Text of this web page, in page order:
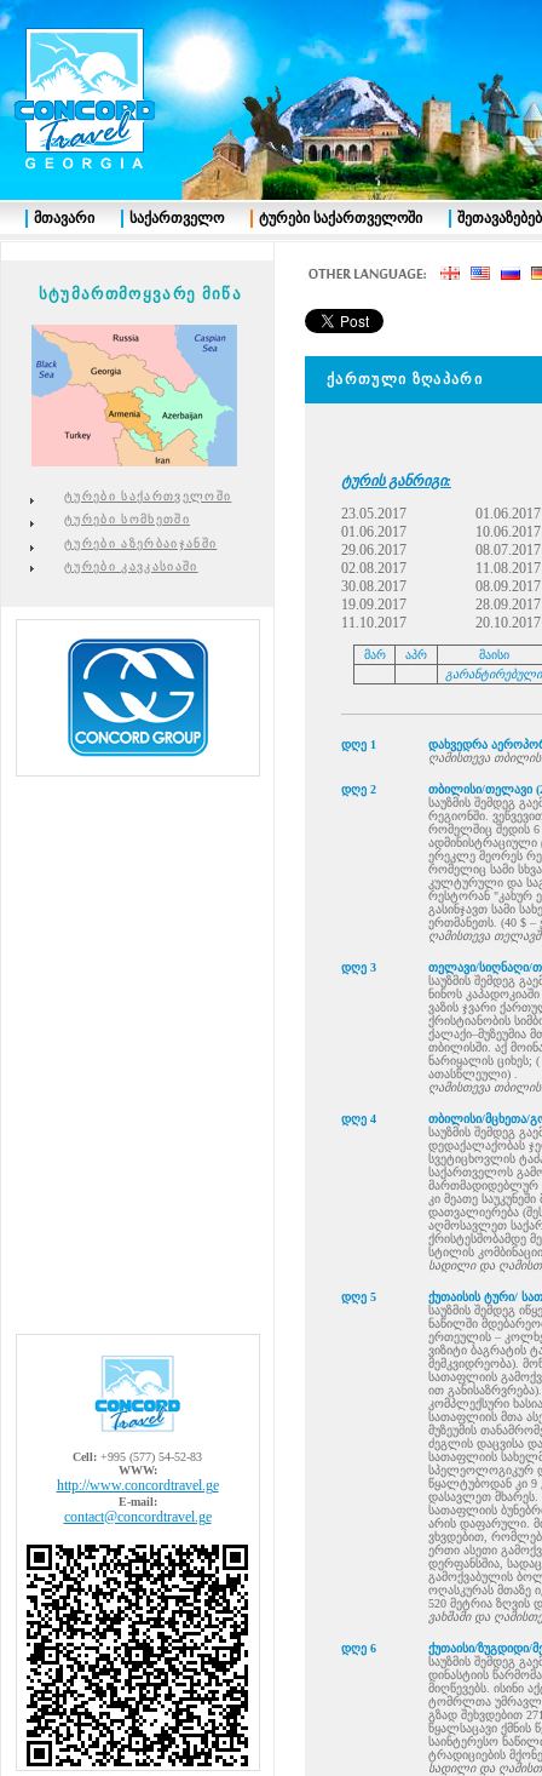
სტუმართმოყვარე მიწა
ტურები საქართველოში
ტურები სომხეთში
ტურები აზერბაიჯანში
ტურები კავკასიაში
Cell: +995 (577) 54-52-83
WWW:
http://www.concordtravel.ge
E-mail:
contact@concordtravel.ge
ქართული ზღაპარი
ტურის განრიგი:
23.05.2017
01.06.2017
01.06.2017
10.06.2017
29.06.2017
08.07.2017
02.08.2017
11.08.2017
30.08.2017
08.09.2017
19.09.2017
28.09.2017
11.10.2017
20.10.2017
მარ აპრ
მაისი
გარანტირებული
დღე 1
დახვედრა
ღამისთევა
დღე 2
თბილისი/თელავი
საუზმის შემდეგ
რეგიონში.
რომელშიც შედის 6
ადმინისტრაციული
ერეკლე მეორეს
რომელიც სამი
კულტურული და
რესტორან "კახურ
გასინჯავთ სამი
ერთმანეთს. (40 $
ღამისთევა
დღე 3
თელავი/სიღნაღი/
საუზმის შემდეგ
ნინოს
ვაზის ჯვარი
ქრისტიანობის
თბილისში. აქ
ნარიყალის ციხეს;
ათასწლეული) .
ღამისთევა
დღე 4
თბილისი/მცხეთა/
საუზმის შემდეგ
დედაქალაქობას
სვეტიცხოვლის
საქართველოს
მართმადიდებლურ
კი მეათე
დათვალიერება
აღმოსავლეთ
ქრისტესშობამდე
სტილის
სადილი და
დღე 5
ქუთაისის ტური/
საუზმის შემდეგ
ნაწილში
ერთეულის –
ვიზიტი ბაგრატის
მემკვიდრეობა).
სათაფლიის
ით
კომპლექსური
სათაფლიის მთა
მუზეუმის
ძეგლის დაცვისა
სათაფლიის
სპელეოლოგიკურ
წყალტუბოდან კი 9
დასავლეთ მხარეს.
სათაფლიის
არის დაფარული.
ვხვდებით,
ერთი ასეთი
დერფანსშია,
გამოქვაბულის
ოღასკურას მთაზე
520 მეტრია ზღვის
ვახშამი და
დღე 6
ქუთაისი/ზუგდიდი/
საუზმის შემდეგ
დინასტიის
მიღწევებს. ისინი
ტომრლთა
გზად შეხვდებით
წყალსაცავი
საინტერესო
ტრადიციების
სადილი და
მთავარი საქართველო ტურები საქართველოში